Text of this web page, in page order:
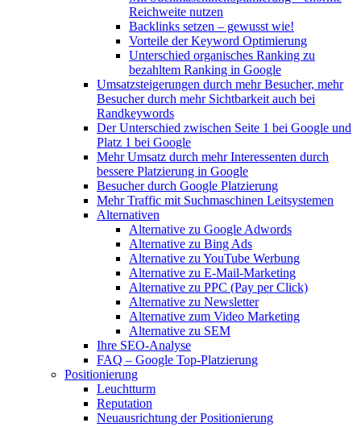
Reichweite nutzen
Backlinks setzen – gewusst wie!
Vorteile der Keyword Optimierung
Unterschied organisches Ranking zu
bezahltem Ranking in Google
Umsatzsteigerungen durch mehr Besucher, mehr
Besucher durch mehr Sichtbarkeit auch bei
Randkeywords
Der Unterschied zwischen Seite 1 bei Google und
Platz 1 bei Google
Mehr Umsatz durch mehr Interessenten durch
bessere Platzierung in Google
Besucher durch Google Platzierung
Mehr Traffic mit Suchmaschinen Leitsystemen
Alternativen
Alternative zu Google Adwords
Alternative zu Bing Ads
Alternative zu YouTube Werbung
Alternative zu E-Mail-Marketing
Alternative zu PPC (Pay per Click)
Alternative zu Newsletter
Alternative zum Video Marketing
Alternative zu SEM
Ihre SEO-Analyse
FAQ – Google Top-Platzierung
Positionierung
Leuchtturm
Reputation
Neuausrichtung der Positionierung